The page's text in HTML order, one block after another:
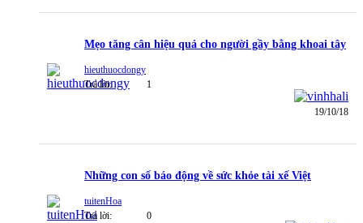
Mẹo tăng cân hiệu quả cho người gầy bằng khoai tây
hieuthuocdongy
Trả lời:
1
19/10/18
Những con số báo động về sức khỏe tài xế Việt
tuitenHoa
Trả lời:
0